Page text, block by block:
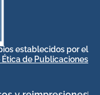
establecidos por el
de Publicaciones